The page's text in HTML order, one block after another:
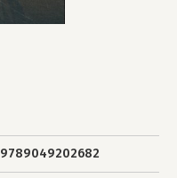
9789049202682